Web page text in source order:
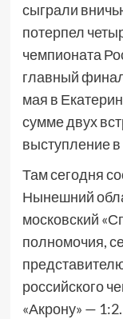
сыграли
потерпел
чемпионата
главный
мая в
сумме двух
выступление
Там сегодня
Нынешний
московский
полномочия,
российского
«Акрону» —